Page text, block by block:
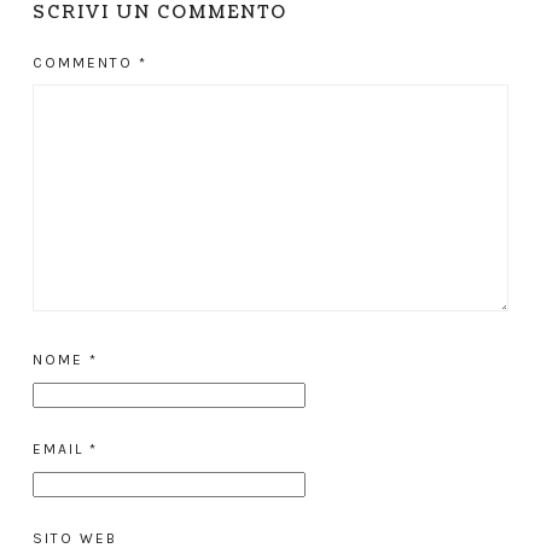
SCRIVI UN COMMENTO
COMMENTO *
NOME *
EMAIL *
SITO WEB